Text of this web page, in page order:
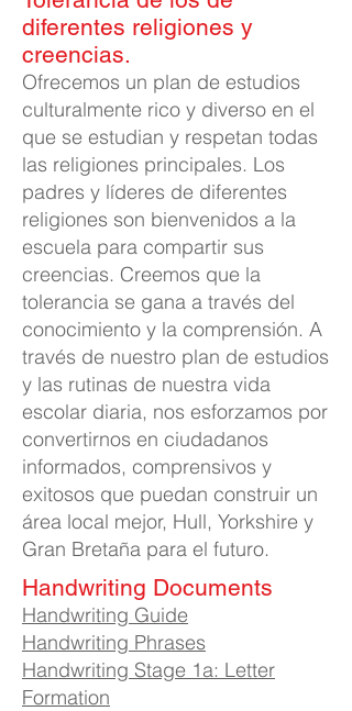
diferentes religiones y
creencias.
Ofrecemos un plan de estudios
culturalmente rico y diverso en el
que se estudian y respetan todas
las religiones principales. Los
padres y líderes de diferentes
religiones son bienvenidos a la
escuela para compartir sus
creencias. Creemos que la
tolerancia se gana a través del
conocimiento y la comprensión. A
través de nuestro plan de estudios
y las rutinas de nuestra vida
escolar diaria, nos esforzamos por
convertirnos en ciudadanos
informados, comprensivos y
exitosos que puedan construir un
área local mejor, Hull, Yorkshire y
Gran Bretaña para el futuro.
​Handwriting Documents
Handwriting Guide
Handwriting Phrases
Handwriting Stage 1a: Letter
Formation